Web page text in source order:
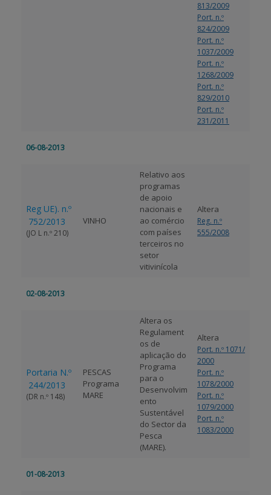
813/2009
Port. n.º
824/2009
Port. n.º
1037/2009
Port. n.º
1268/2009
Port. n.º
829/2010
Port. n.º
231/2011
06-08-2013
Reg UE). n.º
752/2013
(JO L n.º 210)
VINHO
Relativo aos
programas
de apoio
nacionais e
ao comércio
com países
terceiros no
setor
vitivinícola
Altera
Reg. n.º
555/2008
02-08-2013
Portaria N.º
244/2013
(DR n.º 148)
PESCAS
Programa
MARE
Altera os
Regulament
os de
aplicação do
Programa
para o
Desenvolvim
ento
Sustentável
do Sector da
Pesca
(MARE).
Altera
Port. n.º 1071/
2000
Port. n.º
1078/2000
Port. n.º
1079/2000
Port. n.º
1083/2000
01-08-2013